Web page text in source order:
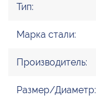
Тип:
Марка стали:
Производитель:
Размер/Диаметр: